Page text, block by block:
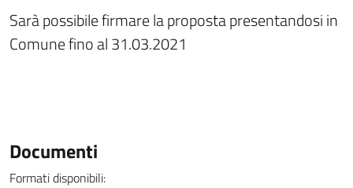
Sarà possibile firmare la proposta presentandosi in
Comune fino al 31.03.2021
Documenti
Formati disponibili: